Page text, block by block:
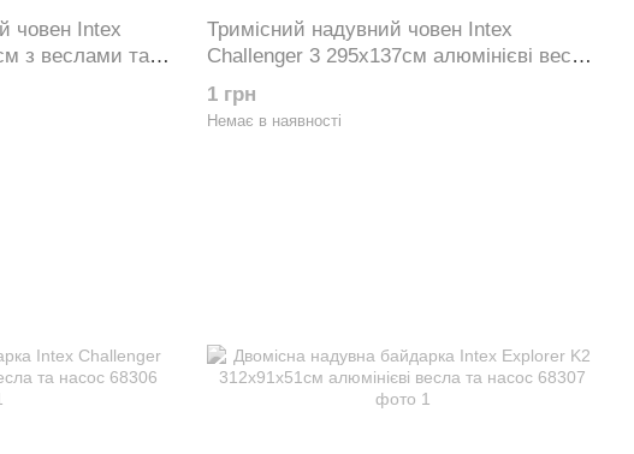
човен Intex
з веслами та
Тримісний надувний човен Intex
Challenger 3 295х137см алюмінієві весла
та насос 68370
1 грн
Немає в наявності